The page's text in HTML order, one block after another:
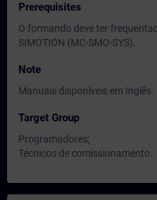
Prerequisites
O formando deve ter
SIMOTION (MC-SMO-SYS).
Note
Manuais disponíveis em Inglês.
Target Group
Programadores;
Técnicos de comissionamento.